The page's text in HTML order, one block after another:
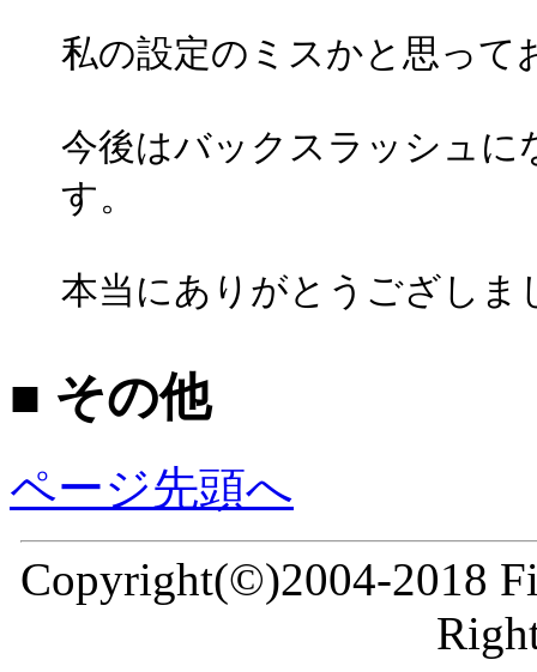
私の設定のミスかと思って
今後はバックスラッシュ
す。
本当にありがとうござしま
■ その他
ページ先頭へ
Copyright(©)2004-2018